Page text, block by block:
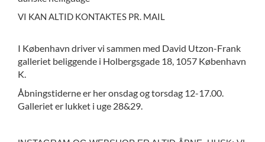
VI KAN ALTID KONTAKTES PR. MAIL
I København driver vi sammen med David Utzon-Frank
galleriet beliggende i Holbergsgade 18, 1057 København
K.
Åbningstiderne er her onsdag og torsdag 12-17.00.
Galleriet er lukket i uge 28&29.